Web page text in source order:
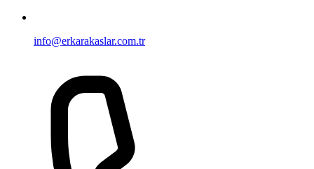
info@erkarakaslar.com.tr